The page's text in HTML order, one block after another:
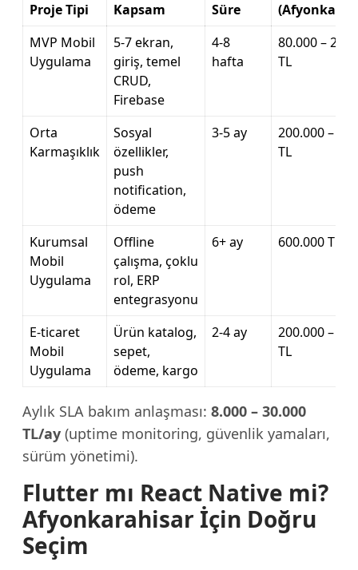
Proje Tipi Kapsam
Süre
MVP Mobil
Uygulama
5-7 ekran,
giriş, temel
CRUD,
Firebase
4-8
hafta
80.000 –
TL
Orta
Karmaşıklık
Sosyal
özellikler,
push
notification,
ödeme
3-5 ay
200.000 –
TL
Kurumsal
Mobil
Uygulama
Offline
çalışma, çoklu
rol, ERP
entegrasyonu
6+ ay 600.000 TL+
E-ticaret
Mobil
Uygulama
Ürün katalog,
sepet,
ödeme, kargo
2-4 ay
200.000 –
TL
Aylık SLA bakım anlaşması: 8.000 – 30.000
TL/ay (uptime monitoring, güvenlik yamaları,
sürüm yönetimi).
Flutter mı React Native mi?
Afyonkarahisar İçin Doğru
Seçim